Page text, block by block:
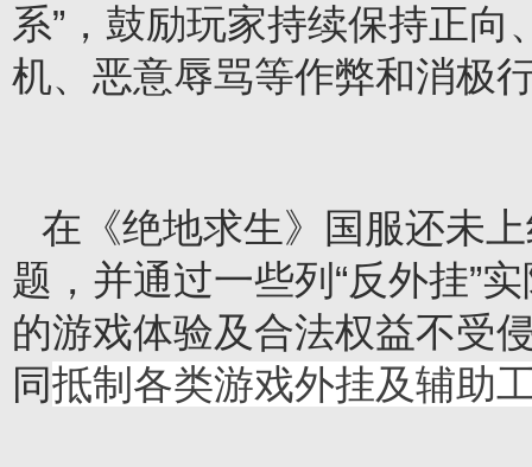
系”，鼓励玩家持续保持正
机、恶意辱骂等作弊和消极
在《绝地求生》国服还未
题，并通过一些列“反外挂”
的游戏体验及合法权益不受
同抵制各类游戏外挂及辅助